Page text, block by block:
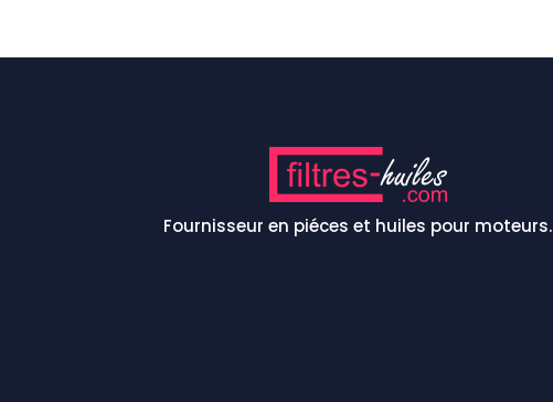
Fournisseur en piéces et huiles pour moteurs.